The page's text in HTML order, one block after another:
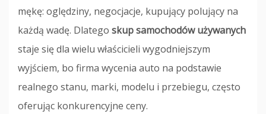
mękę: oględziny, negocjacje, kupujący polujący na
każdą wadę. Dlatego skup samochodów używanych
staje się dla wielu właścicieli wygodniejszym
wyjściem, bo firma wycenia auto na podstawie
realnego stanu, marki, modelu i przebiegu, często
oferując konkurencyjne ceny.